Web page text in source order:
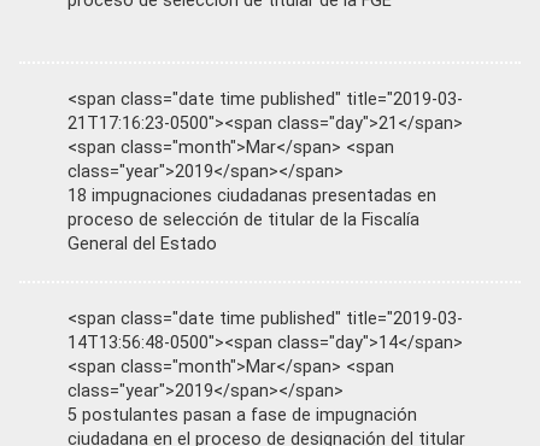
<span class="date time published" title="2019-03-
21T17:16:23-0500"><span class="day">21</span>
<span class="month">Mar</span> <span
class="year">2019</span></span>
18 impugnaciones ciudadanas presentadas en
proceso de selección de titular de la Fiscalía
General del Estado
<span class="date time published" title="2019-03-
14T13:56:48-0500"><span class="day">14</span>
<span class="month">Mar</span> <span
class="year">2019</span></span>
5 postulantes pasan a fase de impugnación
ciudadana en el proceso de designación del titular